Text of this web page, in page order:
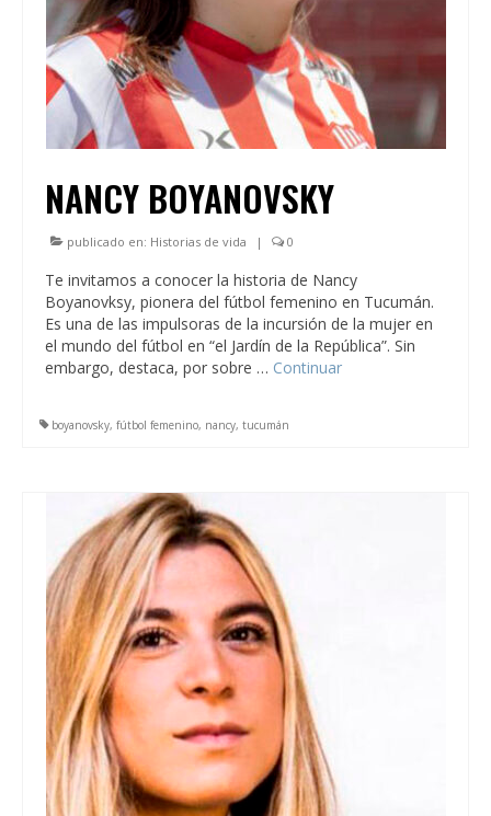
NANCY BOYANOVSKY
publicado en: Historias de vida | 0
Te invitamos a conocer la historia de Nancy
Boyanovksy, pionera del fútbol femenino en Tucumán.
Es una de las impulsoras de la incursión de la mujer en
el mundo del fútbol en “el Jardín de la República”. Sin
embargo, destaca, por sobre … Continuar
boyanovsky, fútbol femenino, nancy, tucumán